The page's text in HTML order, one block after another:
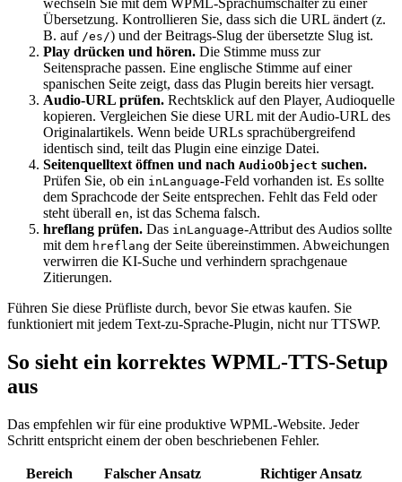
Übersetzung. Kontrollieren Sie, dass sich die URL ändert (z.
B. auf /es/) und der Beitrags-Slug der übersetzte Slug ist.
Play drücken und hören. Die Stimme muss zur
Seitensprache passen. Eine englische Stimme auf einer
spanischen Seite zeigt, dass das Plugin bereits hier versagt.
Audio-URL prüfen. Rechtsklick auf den Player, Audioquelle
kopieren. Vergleichen Sie diese URL mit der Audio-URL des
Originalartikels. Wenn beide URLs sprachübergreifend
identisch sind, teilt das Plugin eine einzige Datei.
Seitenquelltext öffnen und nach AudioObject suchen.
Prüfen Sie, ob ein inLanguage-Feld vorhanden ist. Es sollte
dem Sprachcode der Seite entsprechen. Fehlt das Feld oder
steht überall en, ist das Schema falsch.
hreflang prüfen. Das inLanguage-Attribut des Audios sollte
mit dem hreflang der Seite übereinstimmen. Abweichungen
verwirren die KI-Suche und verhindern sprachgenaue
Zitierungen.
Führen Sie diese Prüfliste durch, bevor Sie etwas kaufen. Sie
funktioniert mit jedem Text-zu-Sprache-Plugin, nicht nur TTSWP.
So sieht ein korrektes WPML-TTS-Setup
aus
Das empfehlen wir für eine produktive WPML-Website. Jeder
Schritt entspricht einem der oben beschriebenen Fehler.
Bereich Falscher Ansatz Richtiger Ansatz